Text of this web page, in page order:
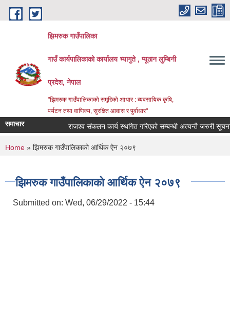
Skip to main content
झिमरुक गाउँपालिका
गाउँ कार्यपालिकाको कार्यालय भ्यागुते , प्यूठान लुम्बिनी
प्रदेश, नेपाल
"झिमरुक गाउँपालिकाको समृद्दिको आधार : व्यवसायिक कृषि,
पर्यटन तथा वाणिज्य, सुरक्षित आवास र पुर्वाधार"
समाचार राजश्व संकलन कार्य स्थगित गरिएको सम्बन्धी अत्यन्तै जरुरी सूचना ।
You are here
Home » झिमरुक गाउँपालिकाको आर्थिक ऐन २०७९
झिमरुक गाउँपालिकाको आर्थिक ऐन २०७९
Submitted on: Wed, 06/29/2022 - 15:44